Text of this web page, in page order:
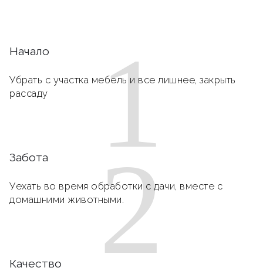
1
Начало
Убрать с участка мебель и все лишнее, закрыть
рассаду
2
Забота
Уехать во время обработки с дачи, вместе с
домашними животными.
Качество